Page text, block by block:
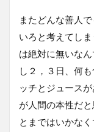
またどんな善人
いろと考えてし
は絶対に無いな
し２，３日、何
ッチとジュース
が人間の本性だ
とまではいかな